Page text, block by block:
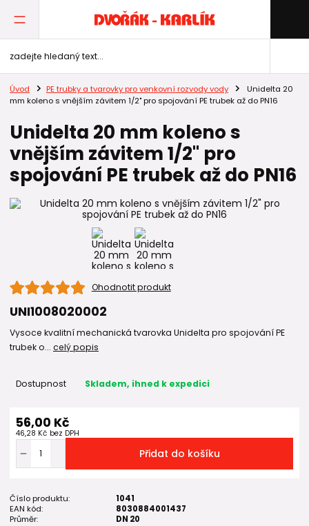
Úvod PE trubky a tvarovky pro venkovní rozvody vody
Unidelta 20
mm koleno s vnějším závitem 1/2" pro spojování PE trubek až do PN16
Unidelta 20 mm koleno s
vnějším závitem 1/2" pro
spojování PE trubek až do PN16
Ohodnotit produkt
UNI1008020002
Vysoce kvalitní mechanická tvarovka Unidelta pro spojování PE
trubek o... celý popis
Dostupnost Skladem, ihned k expedici
56,00 Kč
46,28 Kč bez DPH
Přidat do košíku
Číslo produktu:
1041
EAN kód:
8030884001437
Průměr:
DN 20